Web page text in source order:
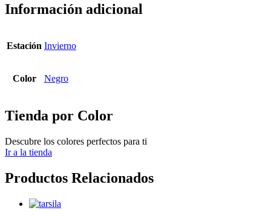
Información adicional
Estación Invierno
Color Negro
Tienda por Color
Descubre los colores perfectos para ti
Ir a la tienda
Productos Relacionados